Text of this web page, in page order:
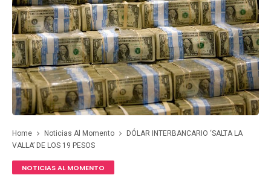
Home Noticias Al Momento
DÓLAR INTERBANCARIO ‘SALTA LA
VALLA’ DE LOS 19 PESOS
NOTICIAS AL MOMENTO